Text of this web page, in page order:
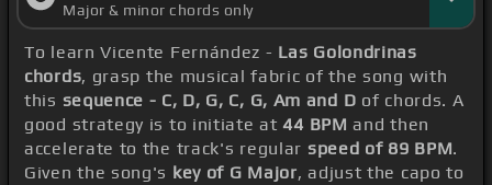
Major & minor chords only
To learn Vicente Fernández - Las Golondrinas
chords, grasp the musical fabric of the song with
this sequence - C, D, G, C, G, Am and D of chords. A
good strategy is to initiate at44 BPM and then
accelerate to the track's regular speed of 89 BPM.
Given the song's key of G Major, adjust the capo to